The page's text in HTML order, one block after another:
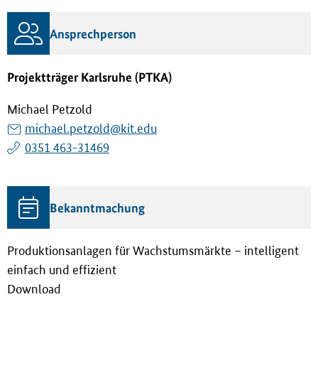
Ansprechperson
Projektträger Karlsruhe (PTKA)
Michael Petzold
michael.petzold@kit.edu
0351 463-31469
Bekanntmachung
Produktionsanlagen für Wachstumsmärkte – intelligent
einfach und effizient
Download